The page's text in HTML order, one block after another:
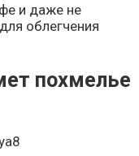
и даже не
облегчения
похмелье